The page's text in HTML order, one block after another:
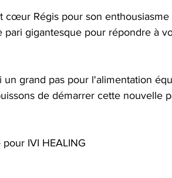
cœur Régis pour son
pari gigantesque pour répondre à
un grand pas pour l'alimentation
de démarrer cette nouvelle
IVI HEALING